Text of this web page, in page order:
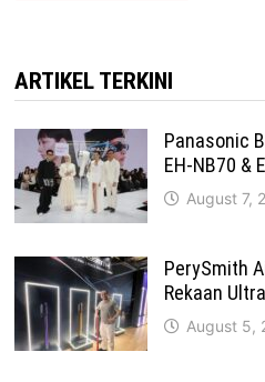
ARTIKEL TERKINI
Panasonic
EH-NB70 &
August 7,
PerySmith
Rekaan
August 5,